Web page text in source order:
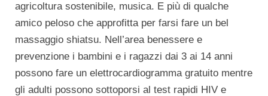
agricoltura sostenibile, musica. E più di qualche
amico peloso che approfitta per farsi fare un bel
massaggio shiatsu. Nell’area benessere e
prevenzione i bambini e i ragazzi dai 3 ai 14 anni
possono fare un elettrocardiogramma gratuito mentre
gli adulti possono sottoporsi al test rapidi HIV e